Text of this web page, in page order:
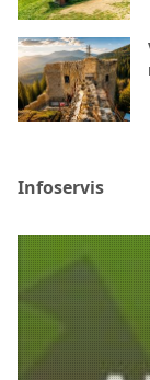
Infoservis